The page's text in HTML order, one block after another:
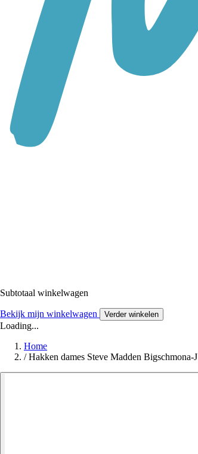
Subtotaal winkelwagen
Bekijk mijn winkelwagen Verder winkelen
Loading...
Home
/ Hakken dames Steve Madden Bigschmona-J